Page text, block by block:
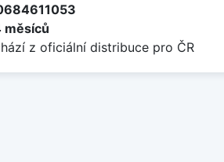
měsíců
z oficiální distribuce pro ČR